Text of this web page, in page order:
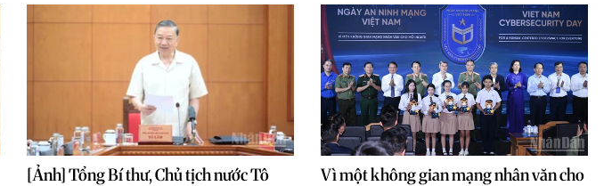
[Ảnh] Tổng Bí thư, Chủ tịch nước Tô
Vì một không gian mạng nhân văn cho